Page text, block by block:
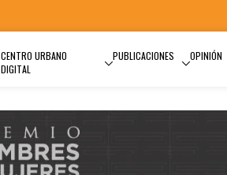
CENTRO URBANO
DIGITAL
PUBLICACIONES OPINIÓN